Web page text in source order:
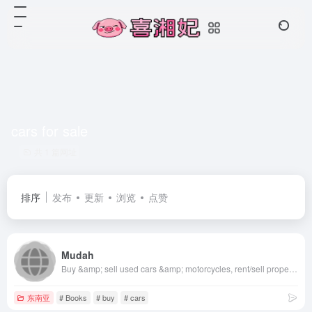
排序 发布 更新 浏览 点赞
Mudah
东南亚 # Books # buy # cars